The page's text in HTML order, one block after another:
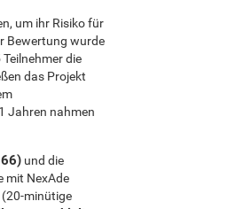
um ihr Risiko für
Bewertung wurde
die
das Projekt
Jahren nahmen
und die
mit NexAde
(20-minütige